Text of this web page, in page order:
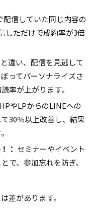
配信していた同じ内容の
しただけで成約率が3倍
違い、配信を見逃して
ってパーソナライズさ
率が上がります。
HPやLPからのLINEへの
30％以上改善し、結果
： セミナーやイベント
で、参加忘れを防ぎ、
差があります。